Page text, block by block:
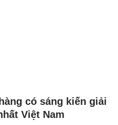
có sáng kiến giải
Việt Nam